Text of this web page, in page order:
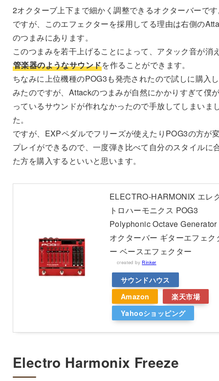
2オクターブ上下まで細かく調整できるオクターバーで
ですが、このエフェクターを採用してる理由は右側の
のつまみにあります。
このつまみを若干上げることによって、アタック音が消
管楽器のようなサウンドを作ることができます。
ちなみに上位機種のPOG3も発売されたので試しに購入
みたのですが、Attackのつまみが自然にかかりすぎて僕
っているサウンドが作れなかったので手放してしまいま
た。
ですが、EXPペダルでフリーズが使えたりPOG3の方が
プレイができるので、一度弾き比べて自分のスタイルに
た方を購入するといいと思います。
ELECTRO-HARMONIX エレ
トロハーモニクス POG3
Polyphonic Octave Generator
オクターバー ギターエフェク
ー ベースエフェクター
created byRinker
サウンドハウス
Amazon
楽天市場
Yahooショッピング
Electro Harmonix Freeze